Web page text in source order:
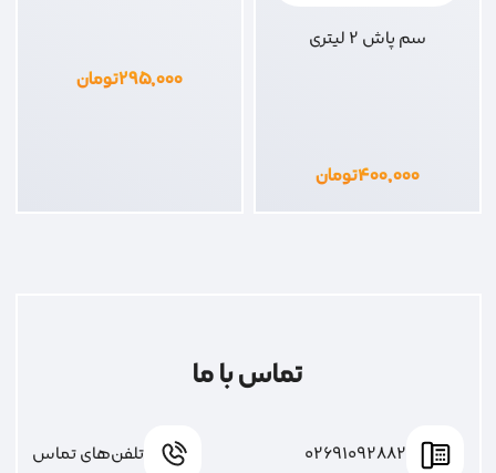
سم پاش 2 لیتری
۴۰۰,۰۰۰تومان
۲۹۵,۰۰۰تومان
تماس با ما
02691092882 تلفن‌های تماس